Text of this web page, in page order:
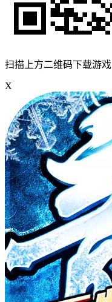
扫描上方二维码下载游戏
X